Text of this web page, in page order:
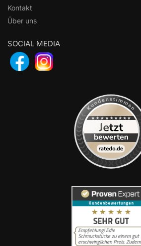
Kontakt
Über uns
SOCIAL MEDIA